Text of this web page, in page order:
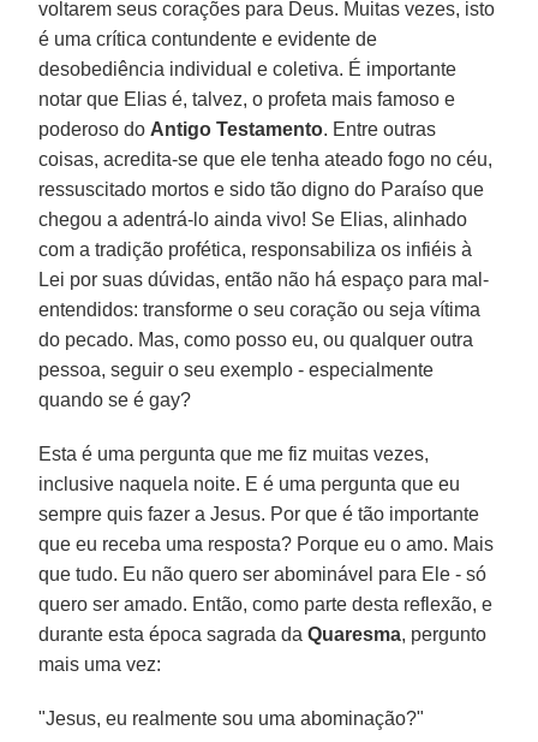
voltarem seus corações para Deus. Muitas vezes, isto
é uma crítica contundente e evidente de
desobediência individual e coletiva. É importante
notar que Elias é, talvez, o profeta mais famoso e
poderoso do Antigo Testamento. Entre outras
coisas, acredita-se que ele tenha ateado fogo no céu,
ressuscitado mortos e sido tão digno do Paraíso que
chegou a adentrá-lo ainda vivo! Se Elias, alinhado
com a tradição profética, responsabiliza os infiéis à
Lei por suas dúvidas, então não há espaço para mal-
entendidos: transforme o seu coração ou seja vítima
do pecado. Mas, como posso eu, ou qualquer outra
pessoa, seguir o seu exemplo - especialmente
quando se é gay?
Esta é uma pergunta que me fiz muitas vezes,
inclusive naquela noite. E é uma pergunta que eu
sempre quis fazer a Jesus. Por que é tão importante
que eu receba uma resposta? Porque eu o amo. Mais
que tudo. Eu não quero ser abominável para Ele - só
quero ser amado. Então, como parte desta reflexão, e
durante esta época sagrada daQuaresma, pergunto
mais uma vez:
"Jesus, eu realmente sou uma abominação?"